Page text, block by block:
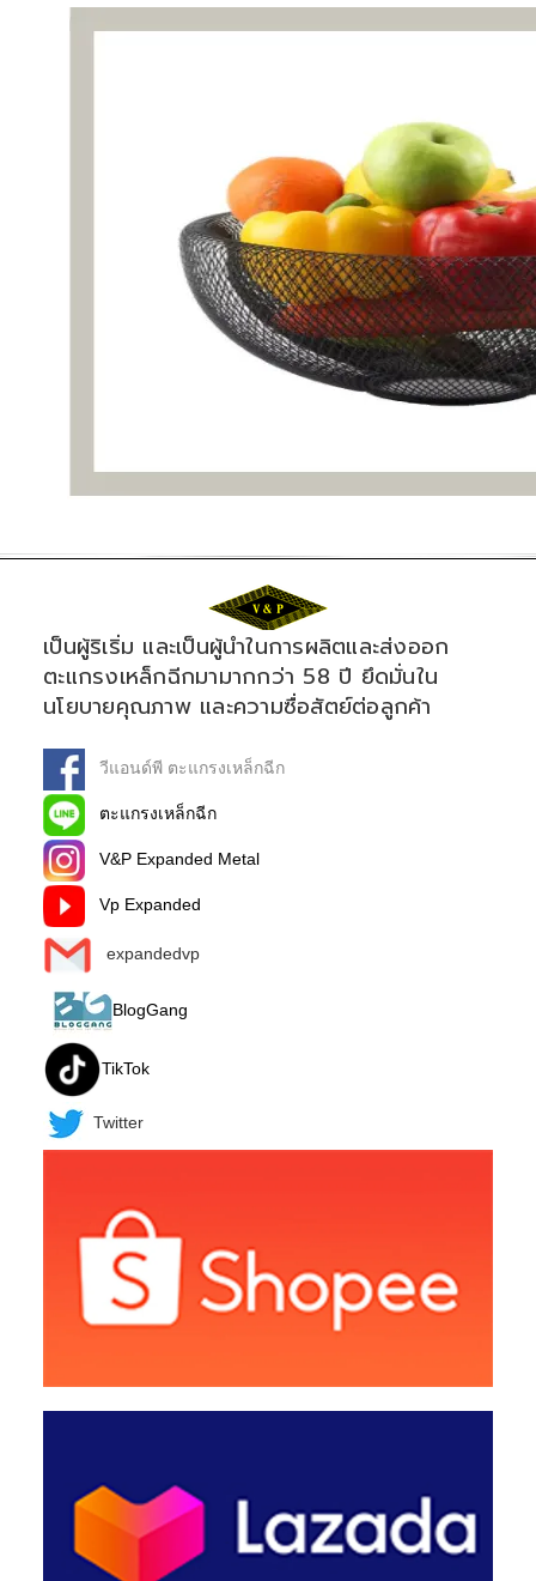
เป็นผู้ริเริ่ม และเป็นผู้นำในการผลิตและส่งออก
ตะแกรงเหล็กฉีกมามากกว่า 58 ปี ยึดมั่นใน
นโยบายคุณภาพ และความซื่อสัตย์ต่อลูกค้า
วีแอนด์พี ตะแกรงเหล็กฉีก
ตะแกรงเหล็กฉีก
V&P Expanded Metal
Vp Expanded
expandedvp
BlogGang
TikTok
Twitter